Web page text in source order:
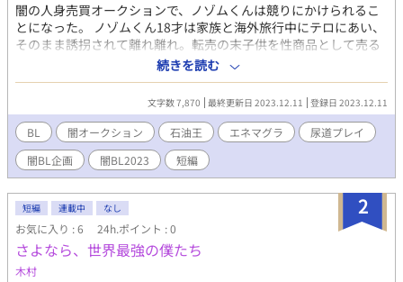
闇の人身売買オークションで、ノゾムくんは競りにかけられるこ
とになった。 ノゾムくん18才は家族と海外旅行中にテロにあい、
そのまま誘拐されて離れ離れ。転売の末子供を性商品として売る
奴隷商人に買われ、あげくにオークション出品される。 そんなノ
ゾムくんを買ったのは、イケメン石油王だった。 エネマグラ+尿
道プラグの強制絶頂 ところてん 挿入中出し ていどです。 闇BL企
画さん参加作品。私の闇は、ぬるい。オークションと石油王、初
めて書きました。
続きを読む
文字数 7,870 最終更新日 2023.12.11 登録日 2023.12.11
BL 闇オークション 石油王 エネマグラ
尿道プレイ
闇BL企画
闇BL2023 短編
2
短編 連載中 なし
お気に入り : 6 24h.ポイント : 0
さよなら、世界最強の僕たち
木村